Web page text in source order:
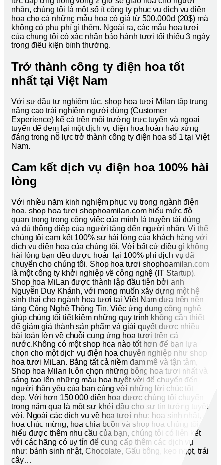
nhận, chúng tôi là một số ít công ty phục vụ dịch vụ điện
hoa cho cả những mẫu hoa có giá từ 500.000đ (20$) mà
không có phụ phí gì thêm. Ngoài ra, các mẫu hoa tươi
của chúng tôi có xác nhận bảo hành tươi tối thiểu 3 ngày
trong điều kiện bình thường.
Trở thành công ty điện hoa tốt
nhất tại Việt Nam
Với sự đầu tư nghiêm túc, shop hoa tươi Milan tập trung
nâng cao trải nghiệm người dùng (Customer
Experience) kể cả trên môi trường trực tuyến và ngoại
tuyến để đem lại một dịch vụ điện hoa hoàn hảo xứng
đáng trong nỗ lực trở thành công ty điện hoa số 1 tại Việt
Nam.
Cam kết dịch vụ điện hoa 100% hài
lòng
Với nhiều năm kinh nghiệm phục vụ trong ngành điện
hoa, shop hoa tươi shophoamilan.com hiểu mức độ
quan trọng trong công việc của mình là truyền tải đúng
và đủ thông điệp của người tặng đến người nhận. Vì thế
chúng tôi cam kết 100% sự hài lòng của khách hàng với
dịch vụ điện hoa của chúng tôi. Với bất cứ điều gì không
hài lòng bạn đều được hoàn lại 100% phí dịch vụ đã
chuyển cho chúng tôi. Shop hoa tươi shophoamilan.com
là một công ty khởi nghiệp về công nghệ (IT Startup).
Shop hoa MiLan được thành lập đầu tiên bởi anh
Nguyễn Duy Khánh, với mong muốn xây dựng một hệ
sinh thái cho ngành hoa tươi tại Việt Nam dựa trên nền
tảng Công Nghệ Thông Tin. Việc ứng dụng công nghệ
giúp chúng tôi tiết kiệm những quy trình không cần thiết
để giảm giá thành sản phẩm và giải quyết được nhiều
bài toán lớn về chuỗi cung ứng hoa tươi trên cả
nước.Không có một shop hoa nào tốt hơn để bạn lựa
chọn cho một dịch vụ điện hoa chuyên nghiệp như shop
hoa tươi MiLan. Bằng tất cả niềm đam mê và tận tâm,
Shop hoa Milan luôn chọn những bông hoa tươi nhất và
sáng tạo lên những mẫu hoa tuyệt vời để chuyển đến
người thân yêu của bạn cùng với những lời chúc tốt
đẹp. Với hơn 150.000 điện hoa được chúng tôi chuyển
trong năm qua là một sự khởi đầu cho sự tin tưởng tuyệt
vời. Ngoài các dịch vụ về hoa tươi như: hoa sinh nhật,
hoa chúc mừng, hoa chia buồn và shop hoa chúng tôi
hiểu được thêm nhu cầu của bạn, chúng tôi có liên kết
với các hãng có uy tín để cung cấp thêm các dịch vụ
như: bánh sinh nhật, Chocolate, Gấu bông, kẹo ngọt, trái
cây…